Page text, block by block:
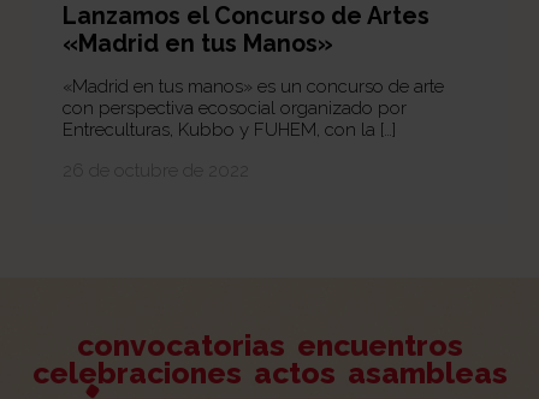
Lanzamos el Concurso de Artes
«Madrid en tus Manos»
«Madrid en tus manos» es un concurso de arte
con perspectiva ecosocial organizado por
Entreculturas, Kubbo y FUHEM, con la […]
26 de octubre de 2022
convocatorias encuentros
celebraciones actos asambleas